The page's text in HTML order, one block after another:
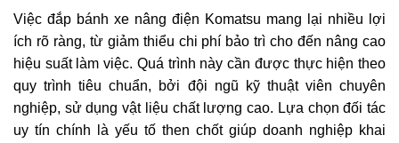
Việc đắp bánh xe nâng điện Komatsu mang lại nhiều lợi
ích rõ ràng, từ giảm thiểu chi phí bảo trì cho đến nâng cao
hiệu suất làm việc. Quá trình này cần được thực hiện theo
quy trình tiêu chuẩn, bởi đội ngũ kỹ thuật viên chuyên
nghiệp, sử dụng vật liệu chất lượng cao. Lựa chọn đối tác
uy tín chính là yếu tố then chốt giúp doanh nghiệp khai